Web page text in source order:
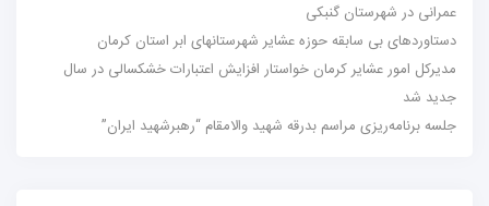
عمرانی در شهرستان گنبکی
دستاوردهای بی سابقه حوزه عشایر شهرستانهای ابر استان کرمان
مدیرکل امور عشایر کرمان خواستار افزایش اعتبارات خشکسالی در سال
جدید شد
جلسه برنامه‌ریزی مراسم بدرقه شهید والامقام “رهبرشهید ایران”